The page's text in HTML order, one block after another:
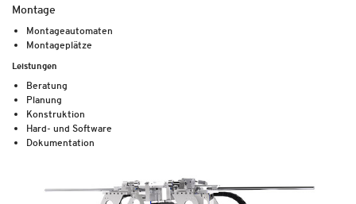
Montage
Montageautomaten
Montageplätze
Leistungen
Beratung
Planung
Konstruktion
Hard- und Software
Dokumentation